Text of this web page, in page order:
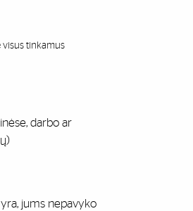
visus tinkamus
darbo ar
jums nepavyko